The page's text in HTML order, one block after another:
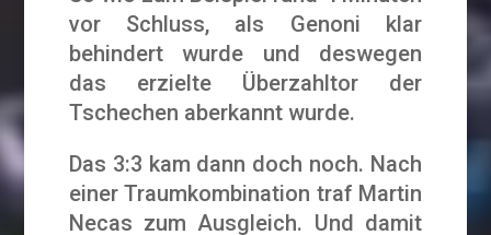
vor Schluss, als Genoni klar
behindert wurde und deswegen
das erzielte Überzahltor der
Tschechen aberkannt wurde.
Das 3:3 kam dann doch noch. Nach
einer Traumkombination traf Martin
Necas zum Ausgleich. Und damit